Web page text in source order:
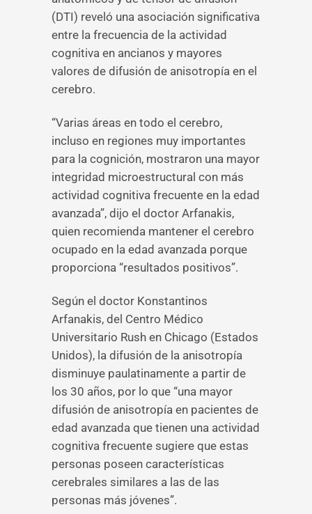
(DTI) reveló una asociación significativa
entre la frecuencia de la actividad
cognitiva en ancianos y mayores
valores de difusión de anisotropía en el
cerebro.
“Varias áreas en todo el cerebro,
incluso en regiones muy importantes
para la cognición, mostraron una mayor
integridad microestructural con más
actividad cognitiva frecuente en la edad
avanzada”, dijo el doctor Arfanakis,
quien recomienda mantener el cerebro
ocupado en la edad avanzada porque
proporciona “resultados positivos”.
Según el doctor Konstantinos
Arfanakis, del Centro Médico
Universitario Rush en Chicago (Estados
Unidos), la difusión de la anisotropía
disminuye paulatinamente a partir de
los 30 años, por lo que “una mayor
difusión de anisotropía en pacientes de
edad avanzada que tienen una actividad
cognitiva frecuente sugiere que estas
personas poseen características
cerebrales similares a las de las
personas más jóvenes”.